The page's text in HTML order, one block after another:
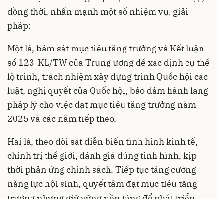
đồng thời, nhấn mạnh một số nhiệm vụ, giải
pháp:
Một là, bám sát mục tiêu tăng trưởng và Kết luận
số 123-KL/TW của Trung ương để xác định cụ thể
lộ trình, trách nhiệm xây dựng trình Quốc hội các
luật, nghị quyết của Quốc hội, bảo đảm hành lang
pháp lý cho việc đạt mục tiêu tăng trưởng năm
2025 và các năm tiếp theo.
Hai là, theo dõi sát diễn biến tình hình kinh tế,
chính trị thế giới, đánh giá đúng tình hình, kịp
thời phản ứng chính sách. Tiếp tục tăng cường
năng lực nội sinh, quyết tâm đạt mục tiêu tăng